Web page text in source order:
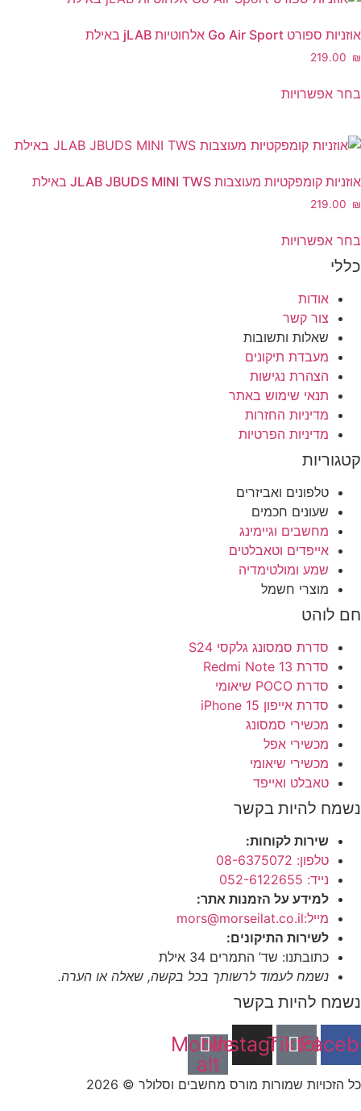
ניתן
האפשרויות
אוזניות ספורט Go Air Sport אלחוטיות jLAB באילת
‎219.00 ₪
בחר אפשרויותזה
סוגים.
ניתן
האפשרויות
אוזניות קומפקטיות מעוצבות JLAB JBUDS MINI TWS באילת
‎219.00 ₪
בחר אפשרויותזה
לבחור
את
האפשרויות
בעמוד
המוצר
כללי
אודות
צור קשר
שאלות ותשובות
מעבדת תיקונים
הצהרת נגישות
תנאי שימוש באתר
מדיניות החזרות
מדיניות הפרטיות
קטגוריות
טלפונים ואביזרים
שעונים חכמים
מחשבים וגיימינג
אייפדים וטאבלטים
שמע ומולטימדיה
מוצרי חשמל
חם לוהט
סדרת סמסונג גלקסי S24
סדרת Redmi Note 13
סדרת POCO שיאומי
סדרת אייפון 15 iPhone
מכשירי סמסונג
מכשירי אפל
מכשירי שיאומי
טאבלט ואייפד
נשמח להיות בקשר
שירות לקוחות:
טלפון: 08-6375072
נייד: 052-6122655
למידע על הזמנות אתר:
מייל:mors@morseilat.co.il
לשירות התיקונים:
כתובתנו: שד’ התמרים 34 אילת
נשמח לעמוד לרשותך בכל בקשה, שאלה או הערה.
נשמח להיות בקשר
Tiktok
Instagram
Mobile-
alt
כל הזכויות שמורות מורס מחשבים וסלולר © 2026